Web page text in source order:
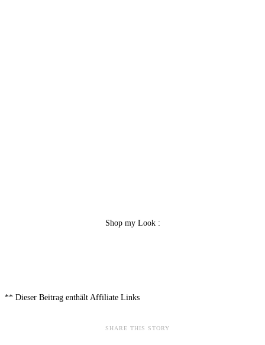
Shop my Look :
** Dieser Beitrag enthält Affiliate Links
SHARE THIS STORY